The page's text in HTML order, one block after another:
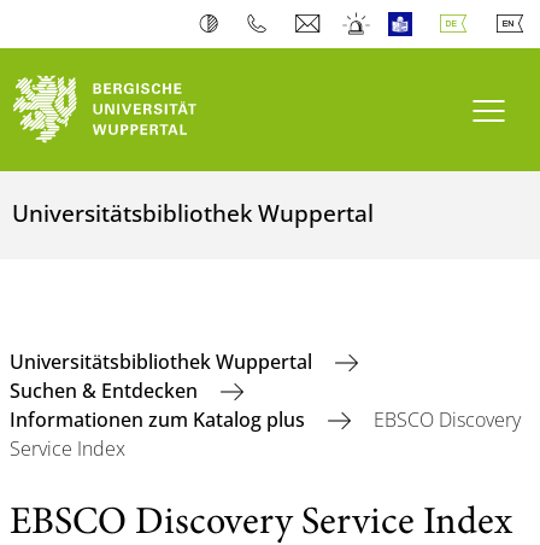
Universitätsbibliothek Wuppertal
Universitätsbibliothek Wuppertal
Suchen & Entdecken
Informationen zum Katalog plus
EBSCO Discovery
Service Index
EBSCO Discovery Service Index